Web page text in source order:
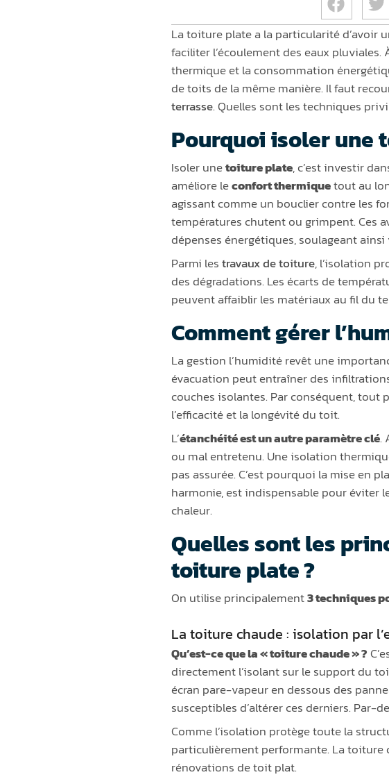
La toiture plate a la particularité d’avoir
faciliter l’écoulement des eaux
thermique et la consommation
de toits de la même manière. Il faut
terrasse. Quelles sont les techniques
Pourquoi isoler une
Isoler unetoiture plate, c’est investir
améliore leconfort thermiquetout au
agissant comme un bouclier contre les
températures chutent ou grimpent. Ces
dépenses énergétiques, soulageant
Parmi lestravaux de toiture, l’isolation
des dégradations. Les écarts de
peuvent affaiblir les matériaux au fil du
Comment gérer
La gestion l’humidité revêt une
évacuation peut entraîner des
couches isolantes. Par conséquent,
l’efficacité et la longévité du toit.
L’étanchéité est un autre paramètre clé.
ou mal entretenu. Une isolation
pas assurée. C’est pourquoi la mise en
harmonie, est indispensable pour éviter
chaleur.
Quelles sont les
toiture plate ?
On utilise principalement3 techniques
La toiture chaude : isolation par
Qu’est-ce que la « toiture chaude » ?
directement l’isolant sur le support du
écran pare-vapeur en dessous des
susceptibles d’altérer ces derniers. Par-
Comme l’isolation protège toute la
particulièrement performante. La toiture
rénovations de toit plat.